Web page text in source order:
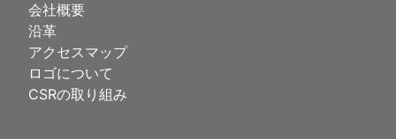
会社概要
沿革
アクセスマップ
ロゴについて
CSRの取り組み